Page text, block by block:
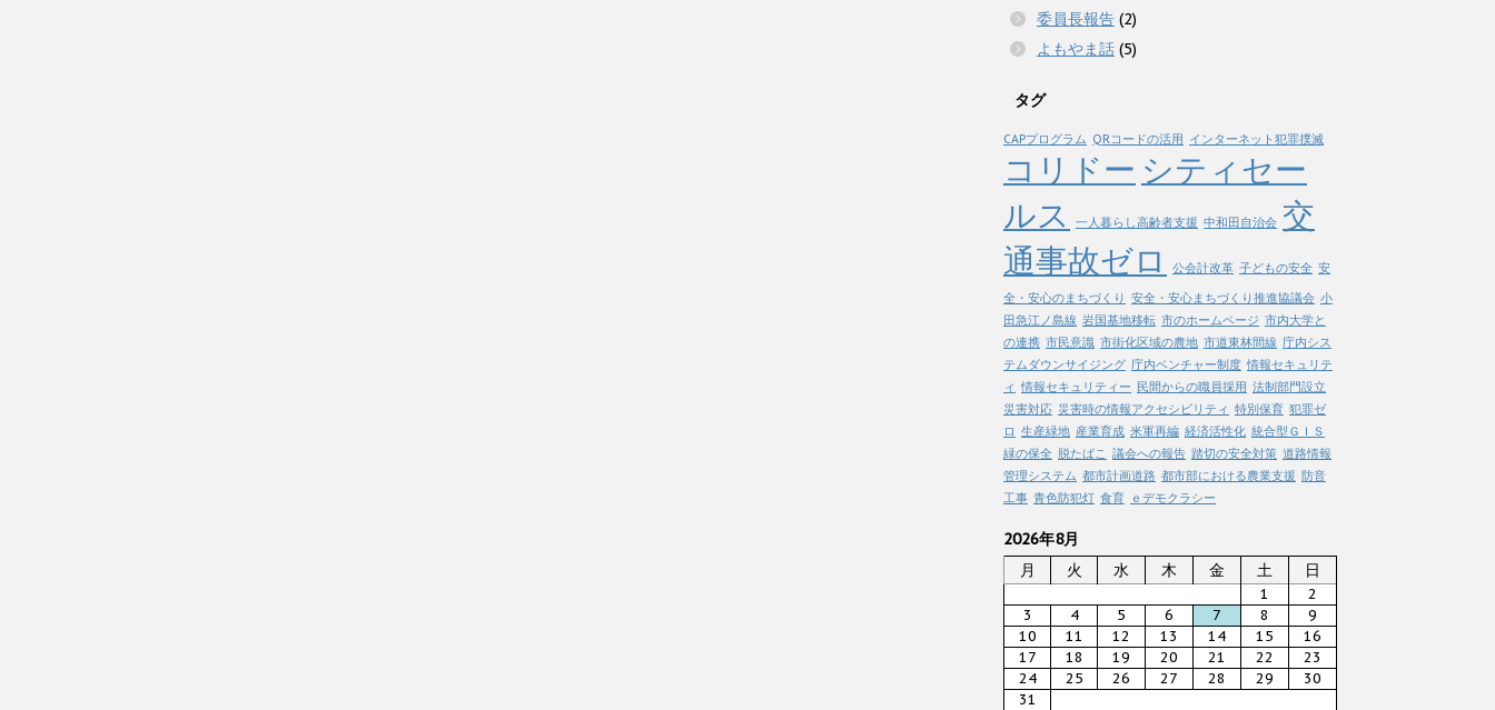
委員長報告 (2)
よもやま話 (5)
タグ
CAPプログラム QRコードの活用 インターネット犯罪撲滅
コリドー シティセー
ルス
一人暮らし高齢者支援 中和田自治会 交
通事故ゼロ
公会計改革 子どもの安全 安
全・安心のまちづくり 安全・安心まちづくり推進協議会 小
田急江ノ島線 岩国基地移転 市のホームページ 市内大学と
の連携 市民意識 市街化区域の農地 市道東林間線 庁内シス
テムダウンサイジング 庁内ベンチャー制度 情報セキュリテ
ィ 情報セキュリティー 民間からの職員採用 法制部門設立
災害対応 災害時の情報アクセシビリティ 特別保育 犯罪ゼ
ロ 生産緑地 産業育成 米軍再編 経済活性化 統合型ＧＩＳ
緑の保全 脱たばこ 議会への報告 踏切の安全対策 道路情報
管理システム 都市計画道路 都市部における農業支援 防音
工事 青色防犯灯 食育 ｅデモクラシー
2026年8月
月
火 水 木 金 土 日
1
2
3
4 5 6 7 8
9
10
11 12 13 14 15
16
17
18 19 20 21 22
23
24
25 26 27 28 29
30
31